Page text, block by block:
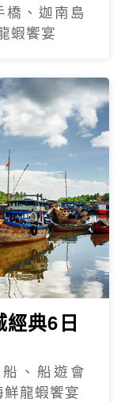
橋、迦南島
蝦饗宴
經典6日
、船遊會
龍蝦饗宴